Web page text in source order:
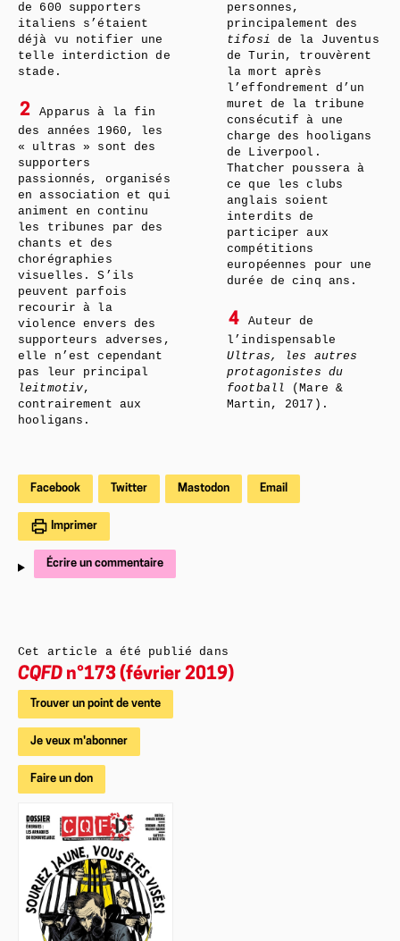
de 600 supporters
italiens s’étaient
déjà vu notifier une
telle interdiction de
stade.
2
Apparus à la fin
des années 1960, les
« ultras » sont des
supporters
passionnés, organisés
en association et qui
animent en continu
les tribunes par des
chants et des
chorégraphies
visuelles. S’ils
peuvent parfois
recourir à la
violence envers des
supporteurs adverses,
elle n’est cependant
pas leur principal
leitmotiv,
contrairement aux
hooligans.
personnes,
principalement des
tifosi de la Juventus
de Turin, trouvèrent
la mort après
l’effondrement d’un
muret de la tribune
consécutif à une
charge des hooligans
de Liverpool.
Thatcher poussera à
ce que les clubs
anglais soient
interdits de
participer aux
compétitions
européennes pour une
durée de cinq ans.
4
Auteur de
l’indispensable
Ultras, les autres
protagonistes du
football
(Mare &
Martin, 2017).
Facebook Twitter Mastodon Email
Imprimer
Écrire un commentaire
Cet article a été publié dans
CQFD n°173 (février 2019)
Trouver un point de vente
Je veux m'abonner
Faire un don